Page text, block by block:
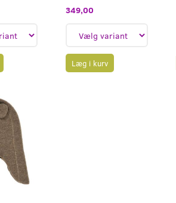
349,00
Læg i kurv